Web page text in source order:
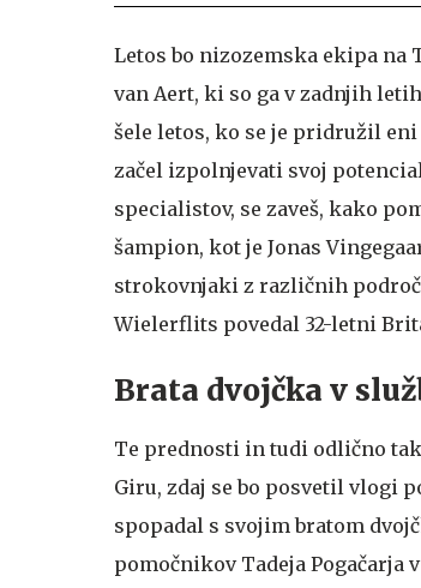
Letos bo nizozemska ekipa na
van Aert, ki so ga v zadnjih
šele letos, ko se je pridružil
začel izpolnjevati svoj
specialistov, se zaveš, kako
šampion, kot je Jonas
strokovnjaki z različnih
Wielerflits povedal 32-letni
Brata dvojčka v
Te prednosti in tudi odlično
Giru, zdaj se bo posvetil vlogi
spopadal s svojim bratom
pomočnikov Tadeja Pogačarja